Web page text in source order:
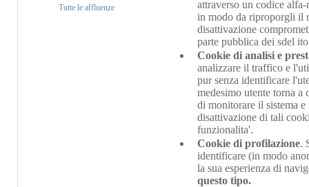
Tutte le affluenze
attraverso un codice
in modo da riproporgli il
disattivazione
parte pubblica dei sdel
Cookie di analisi e
analizzare il traffico e
pur senza identificare
medesimo utente torna
di monitorare il sistema
disattivazione di tali
funzionalita'.
Cookie di profilazione.
identificare (in modo
la sua esperienza di
questo tipo.